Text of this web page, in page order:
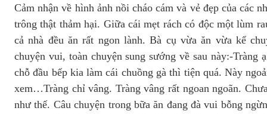
Cảm nhận về hình ảnh nồi cháo cám và vẻ đẹp của
trông thật thảm hại. Giữa cái mẹt rách có độc một lùm
cả nhà đều ăn rất ngon lành. Bà cụ vừa ăn vừa kể
chuyện vui, toàn chuyện sung sướng về sau này:-
chỗ đầu bếp kia làm cái chuồng gà thì tiện quá. Này
xem…Tràng chỉ vâng. Tràng vâng rất ngoan ngoãn.
như thế. Câu chuyện trong bữa ăn đang đà vui bỗng